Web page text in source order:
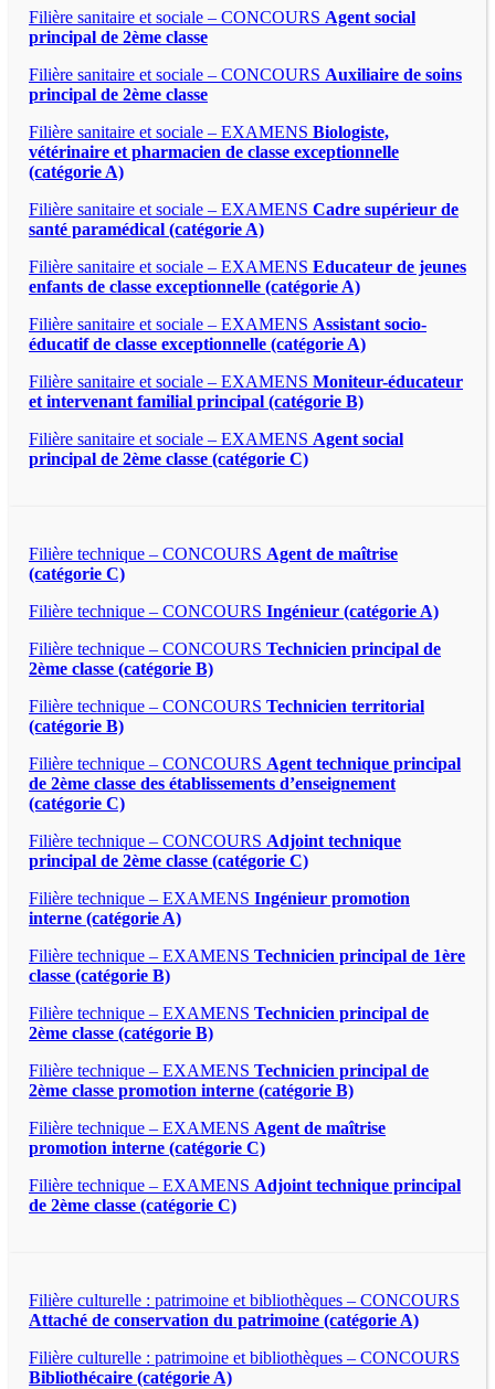
Filière sanitaire et sociale – CONCOURS Agent social
principal de 2ème classe
Filière sanitaire et sociale – CONCOURS Auxiliaire de soins
principal de 2ème classe
Filière sanitaire et sociale – EXAMENS Biologiste,
vétérinaire et pharmacien de classe exceptionnelle
(catégorie A)
Filière sanitaire et sociale – EXAMENS Cadre supérieur de
santé paramédical (catégorie A)
Filière sanitaire et sociale – EXAMENS Educateur de jeunes
enfants de classe exceptionnelle (catégorie A)
Filière sanitaire et sociale – EXAMENS Assistant socio-
éducatif de classe exceptionnelle (catégorie A)
Filière sanitaire et sociale – EXAMENS Moniteur-éducateur
et intervenant familial principal (catégorie B)
Filière sanitaire et sociale – EXAMENS Agent social
principal de 2ème classe (catégorie C)
Filière technique – CONCOURS Agent de maîtrise
(catégorie C)
Filière technique – CONCOURS Ingénieur (catégorie A)
Filière technique – CONCOURS Technicien principal de
2ème classe (catégorie B)
Filière technique – CONCOURS Technicien territorial
(catégorie B)
Filière technique – CONCOURS Agent technique principal
de 2ème classe des établissements d’enseignement
(catégorie C)
Filière technique – CONCOURS Adjoint technique
principal de 2ème classe (catégorie C)
Filière technique – EXAMENS Ingénieur promotion
interne (catégorie A)
Filière technique – EXAMENS Technicien principal de 1ère
classe (catégorie B)
Filière technique – EXAMENS Technicien principal de
2ème classe (catégorie B)
Filière technique – EXAMENS Technicien principal de
2ème classe promotion interne (catégorie B)
Filière technique – EXAMENS Agent de maîtrise
promotion interne (catégorie C)
Filière technique – EXAMENS Adjoint technique principal
de 2ème classe (catégorie C)
Filière culturelle : patrimoine et bibliothèques – CONCOURS
Attaché de conservation du patrimoine (catégorie A)
Filière culturelle : patrimoine et bibliothèques – CONCOURS
Bibliothécaire (catégorie A)